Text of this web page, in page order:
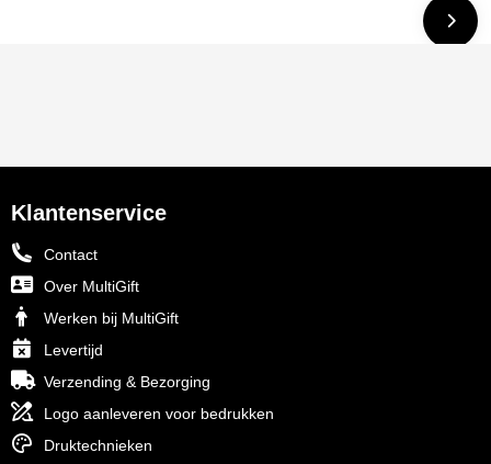
Klantenservice
Contact
Over MultiGift
Werken bij MultiGift
Levertijd
Verzending & Bezorging
Logo aanleveren voor bedrukken
Druktechnieken